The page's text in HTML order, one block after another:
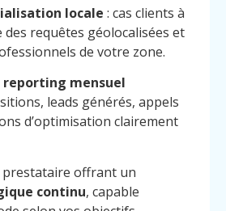
Appelez
locale : cas clients à
requêtes géolocalisées et
de votre zone.
reporting mensuel
leads générés, appels
d’optimisation clairement
prestataire offrant un
continu, capable